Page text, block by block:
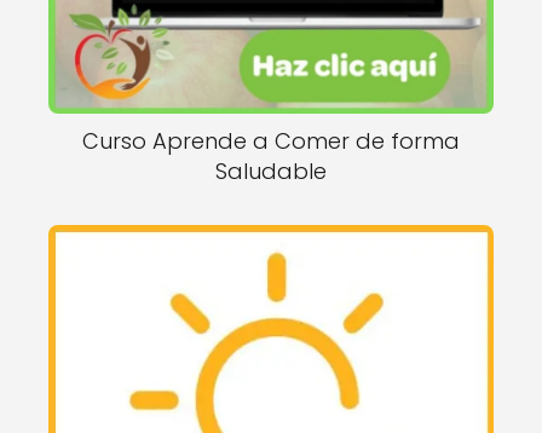
Curso Aprende a Comer de forma
Saludable